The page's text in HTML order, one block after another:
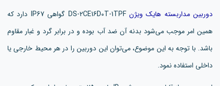
دوربین مداربسته هایک ویژن
DS-2CE16D0T-1TPF گواهی IP67 دارد که
همین امر موجب می‌شود بدنه آن ضد آب بوده و در برابر گرد و غبار مقاوم
باشد. با توجه به این موضوع، می‌توان این دوربین را در هر محیط خارجی یا
داخلی استفاده نمود.